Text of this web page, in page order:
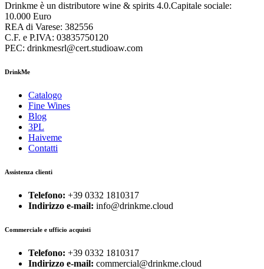
Drinkme è un distributore wine & spirits 4.0.Capitale sociale:
10.000 Euro
REA di Varese: 382556
C.F. e P.IVA: 03835750120
PEC: drinkmesrl@cert.studioaw.com
DrinkMe
Catalogo
Fine Wines
Blog
3PL
Haiveme
Contatti
Assistenza clienti
Telefono: +39 0332 1810317
Indirizzo e-mail: info@drinkme.cloud
Commerciale e ufficio acquisti
Telefono: +39 0332 1810317
Indirizzo e-mail: commercial@drinkme.cloud